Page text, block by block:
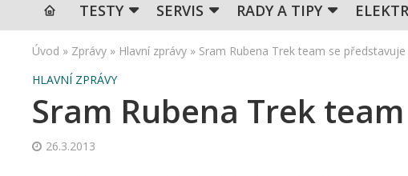
TESTY SERVIS RADY A TIPY
Úvod » Zprávy » Hlavní zprávy » Sram Rubena Trek team se představuje
HLAVNÍ ZPRÁVY
Sram Rubena Trek
26.3.2013